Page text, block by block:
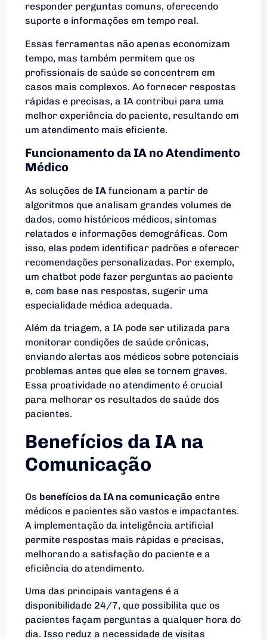
responder perguntas comuns, oferecendo
suporte e informações em tempo real.
Essas ferramentas não apenas economizam
tempo, mas também permitem que os
profissionais de saúde se concentrem em
casos mais complexos. Ao fornecer respostas
rápidas e precisas, a IA contribui para uma
melhor experiência do paciente, resultando em
um atendimento mais eficiente.
Funcionamento da IA no Atendimento
Médico
As soluções de IA funcionam a partir de
algoritmos que analisam grandes volumes de
dados, como históricos médicos, sintomas
relatados e informações demográficas. Com
isso, elas podem identificar padrões e oferecer
recomendações personalizadas. Por exemplo,
um chatbot pode fazer perguntas ao paciente
e, com base nas respostas, sugerir uma
especialidade médica adequada.
Além da triagem, a IA pode ser utilizada para
monitorar condições de saúde crônicas,
enviando alertas aos médicos sobre potenciais
problemas antes que eles se tornem graves.
Essa proatividade no atendimento é crucial
para melhorar os resultados de saúde dos
pacientes.
Benefícios da IA na
Comunicação
Os benefícios da IA na comunicação entre
médicos e pacientes são vastos e impactantes.
A implementação da inteligência artificial
permite respostas mais rápidas e precisas,
melhorando a satisfação do paciente e a
eficiência do atendimento.
Uma das principais vantagens é a
disponibilidade 24/7, que possibilita que os
pacientes façam perguntas a qualquer hora do
dia. Isso reduz a necessidade de visitas